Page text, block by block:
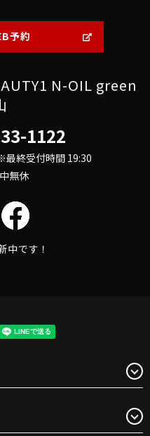
予約
N-OIL green
1122
最終受付時間 19:30
無休
中です！